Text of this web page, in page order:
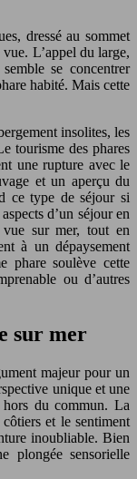
dressé au sommet
vue. L’appel du large,
se concentrer
habité. Mais cette
insolites, les
tourisme des phares
une rupture avec le
et un aperçu du
ce type de séjour si
d’un séjour en
sur mer, tout en
à un dépaysement
phare soulève cette
ou d’autres
sur mer
majeur pour un
unique et une
du commun. La
côtiers et le sentiment
inoubliable. Bien
plongée sensorielle